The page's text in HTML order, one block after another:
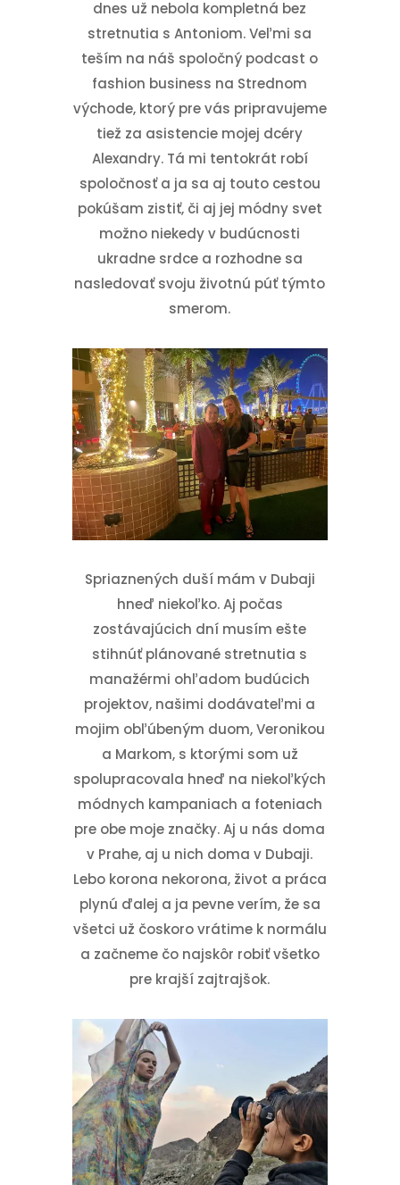
dnes už nebola kompletná bez
stretnutia s Antoniom. Veľmi sa
teším na náš spoločný podcast o
fashion business na Strednom
východe, ktorý pre vás pripravujeme
tiež za asistencie mojej dcéry
Alexandry. Tá mi tentokrát robí
spoločnosť a ja sa aj touto cestou
pokúšam zistiť, či aj jej módny svet
možno niekedy v budúcnosti
ukradne srdce a rozhodne sa
nasledovať svoju životnú púť týmto
smerom.
Spriaznených duší mám v Dubaji
hneď niekoľko. Aj počas
zostávajúcich dní musím ešte
stihnúť plánované stretnutia s
manažérmi ohľadom budúcich
projektov, našimi dodávateľmi a
mojim obľúbeným duom, Veronikou
a Markom, s ktorými som už
spolupracovala hneď na niekoľkých
módnych kampaniach a foteniach
pre obe moje značky. Aj u nás doma
v Prahe, aj u nich doma v Dubaji.
Lebo korona nekorona, život a práca
plynú ďalej a ja pevne verím, že sa
všetci už čoskoro vrátime k normálu
a začneme čo najskôr robiť všetko
pre krajší zajtrajšok.